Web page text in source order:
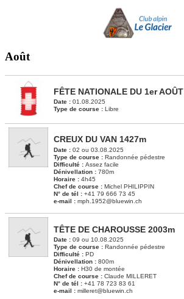
Août
FÊTE NATIONALE DU 1er AOÛT
Date : 01.08.2025
Type de course : Libre
CREUX DU VAN 1427m
Date : 02 ou 03.08.2025
Type de course : Randonnée pédestre
Difficulté : Assez facile
Dénivellation : 780m
Horaire : 4h45
Chef de course : Michel PHILIPPIN
N° de tél : +41 79 666 73 45
e-mail : mph.1952@bluewin.ch
TÊTE DE CHAROUSSE 2003m
Date : 09 ou 10.08.2025
Type de course : Randonnée pédestre
Difficulté : PD
Dénivellation : 800m
Horaire : H30 de montée
Chef de course : Claude MILLERET
N° de tél : +41 78 723 83 61
e-mail : milleret@bluewin.ch